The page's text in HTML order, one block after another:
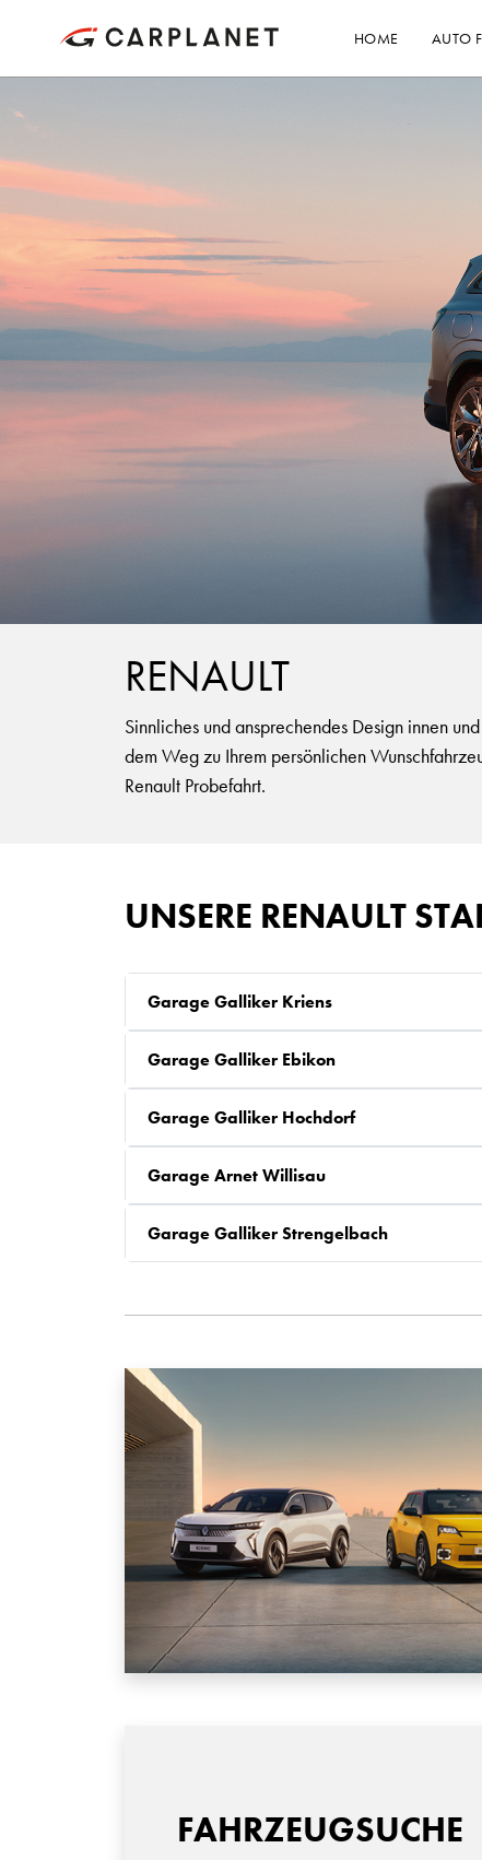
HOME AUTO
RENAULT
Sinnliches und ansprechendes Design innen
dem Weg zu Ihrem persönlichen
Renault Probefahrt.
UNSERE RENAULT
Garage Galliker Kriens
Garage Galliker Ebikon
Garage Galliker Hochdorf
Garage Arnet Willisau
Garage Galliker Strengelbach
FAHRZEUGSUCHE